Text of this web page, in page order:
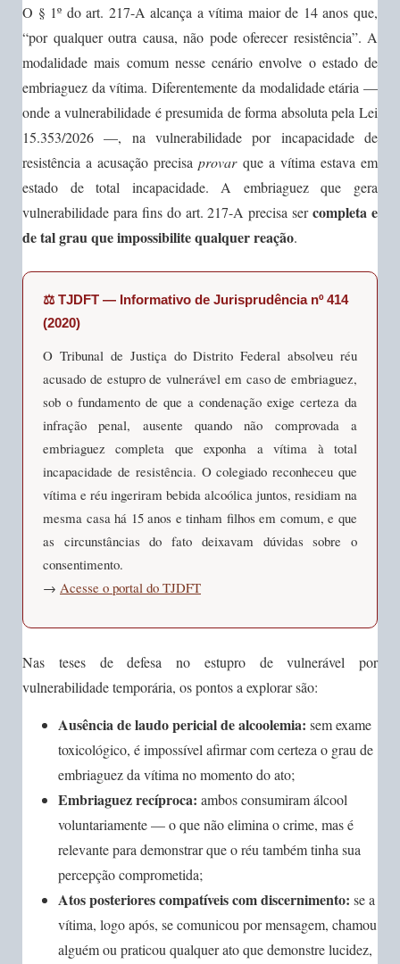
O § 1º do art. 217-A alcança a vítima maior de 14 anos que,
“por qualquer outra causa, não pode oferecer resistência”. A
modalidade mais comum nesse cenário envolve o estado de
embriaguez da vítima. Diferentemente da modalidade etária —
onde a vulnerabilidade é presumida de forma absoluta pela Lei
15.353/2026 —, na vulnerabilidade por incapacidade de
resistência a acusação precisaprovarque a vítima estava em
estado de total incapacidade. A embriaguez que gera
vulnerabilidade para fins do art. 217-A precisa sercompleta e
de tal grau que impossibilite qualquer reação.
⚖️ TJDFT — Informativo de Jurisprudência nº 414
(2020)
O Tribunal de Justiça do Distrito Federal absolveu réu
acusado de estupro de vulnerável em caso de embriaguez,
sob o fundamento de que a condenação exige certeza da
infração penal, ausente quando não comprovada a
embriaguez completa que exponha a vítima à total
incapacidade de resistência. O colegiado reconheceu que
vítima e réu ingeriram bebida alcoólica juntos, residiam na
mesma casa há 15 anos e tinham filhos em comum, e que
as circunstâncias do fato deixavam dúvidas sobre o
consentimento.
→ Acesse o portal do TJDFT
Nas teses de defesa no estupro de vulnerável por
vulnerabilidade temporária, os pontos a explorar são:
Ausência de laudo pericial de alcoolemia: sem exame
toxicológico, é impossível afirmar com certeza o grau de
embriaguez da vítima no momento do ato;
Embriaguez recíproca: ambos consumiram álcool
voluntariamente — o que não elimina o crime, mas é
relevante para demonstrar que o réu também tinha sua
percepção comprometida;
Atos posteriores compatíveis com discernimento: se a
vítima, logo após, se comunicou por mensagem, chamou
alguém ou praticou qualquer ato que demonstre lucidez,